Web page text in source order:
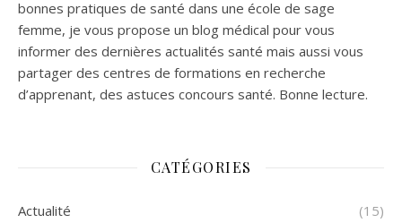
bonnes pratiques de santé dans une école de sage
femme, je vous propose un blog médical pour vous
informer des dernières actualités santé mais aussi vous
partager des centres de formations en recherche
d’apprenant, des astuces concours santé. Bonne lecture.
CATÉGORIES
Actualité (15)